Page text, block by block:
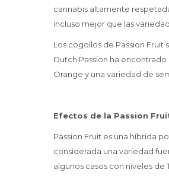
cannabis altamente
incluso mejor que las
Los cogollos de Passion
Dutch Passion ha
Orange y una variedad de
Efectos de la Passion
Passion Fruit es una híbrida
considerada una variedad
algunos casos con niveles